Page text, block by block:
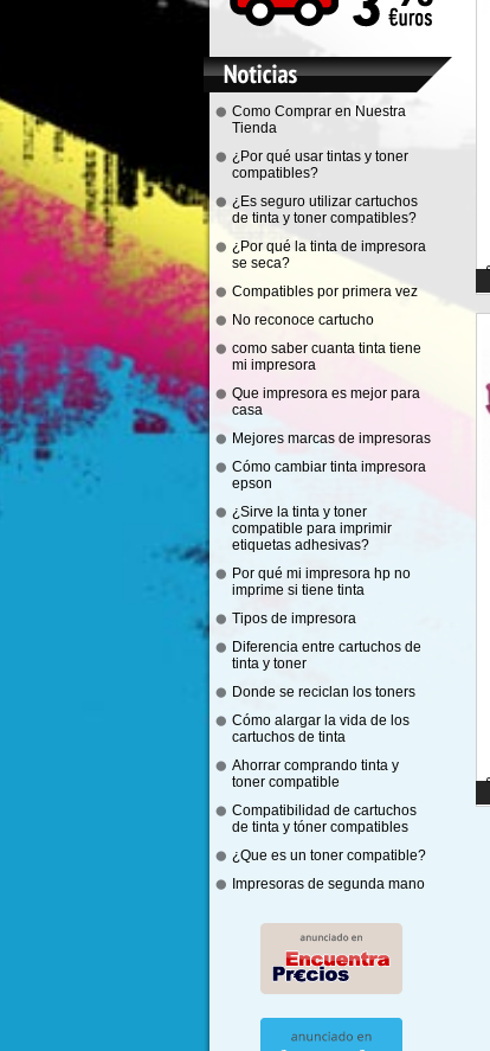
Como Comprar en Nuestra
Tienda
¿Por qué usar tintas y toner
compatibles?
¿Es seguro utilizar cartuchos
de tinta y toner compatibles?
¿Por qué la tinta de impresora
se seca?
Compatibles por primera vez
No reconoce cartucho
como saber cuanta tinta tiene
mi impresora
Que impresora es mejor para
casa
Mejores marcas de impresoras
Cómo cambiar tinta impresora
epson
¿Sirve la tinta y toner
compatible para imprimir
etiquetas adhesivas?
Por qué mi impresora hp no
imprime si tiene tinta
Tipos de impresora
Diferencia entre cartuchos de
tinta y toner
Donde se reciclan los toners
Cómo alargar la vida de los
cartuchos de tinta
Ahorrar comprando tinta y
toner compatible
Compatibilidad de cartuchos
de tinta y tóner compatibles
¿Que es un toner compatible?
Impresoras de segunda mano